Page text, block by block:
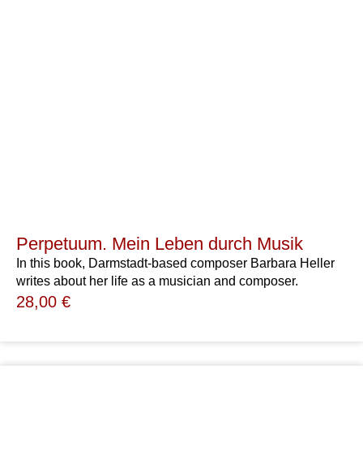
Perpetuum. Mein Leben durch Musik
In this book, Darmstadt-based composer Barbara Heller
writes about her life as a musician and composer.
28,00 €